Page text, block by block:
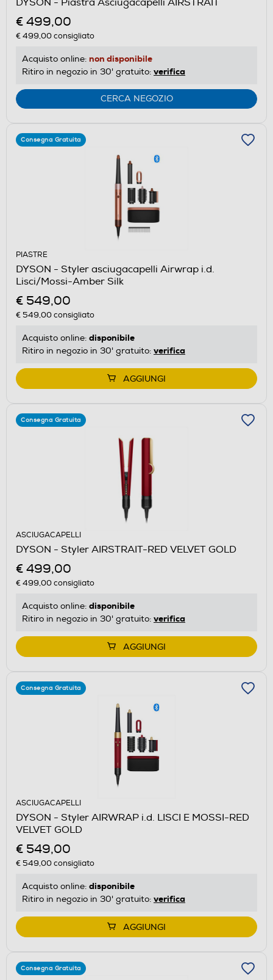
€ 499,00
€ 499,00consigliato
Acquisto online: non disponibile
Ritiro in negozio in 30' gratuito: verifica
CERCA NEGOZIO
Consegna Gratuita
PIASTRE
DYSON - Styler asciugacapelli Airwrap i.d.
Lisci/Mossi-Amber Silk
€ 549,00
€ 549,00consigliato
Acquisto online: disponibile
Ritiro in negozio in 30' gratuito: verifica
AGGIUNGI
Consegna Gratuita
ASCIUGACAPELLI
DYSON - Styler AIRSTRAIT-RED VELVET GOLD
€ 499,00
€ 499,00consigliato
Acquisto online: disponibile
Ritiro in negozio in 30' gratuito: verifica
AGGIUNGI
Consegna Gratuita
ASCIUGACAPELLI
DYSON - Styler AIRWRAP i.d. LISCI E MOSSI-RED
VELVET GOLD
€ 549,00
€ 549,00consigliato
Acquisto online: disponibile
Ritiro in negozio in 30' gratuito: verifica
AGGIUNGI
Consegna Gratuita